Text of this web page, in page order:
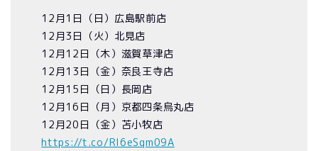
12月1日（日）広島駅前店
12月3日（火）北見店
12月12日（木）滋賀草津店
12月13日（金）奈良王寺店
12月15日（日）長岡店
12月16日（月）京都四条烏丸店
12月20日（金）苫小牧店
https://t.co/Rl6eSqm09A